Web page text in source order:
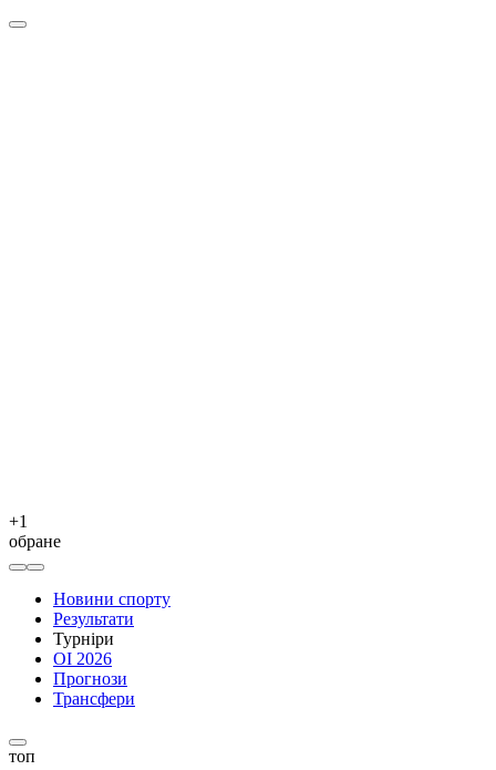
+1
обране
Новини спорту
Результати
Турніри
ОІ 2026
Прогнози
Трансфери
топ